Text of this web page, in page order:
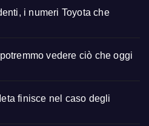
i numeri Toyota che
vedere ciò che oggi
finisce nel caso degli